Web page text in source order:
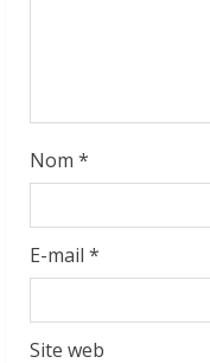
Nom *
E-mail *
Site web